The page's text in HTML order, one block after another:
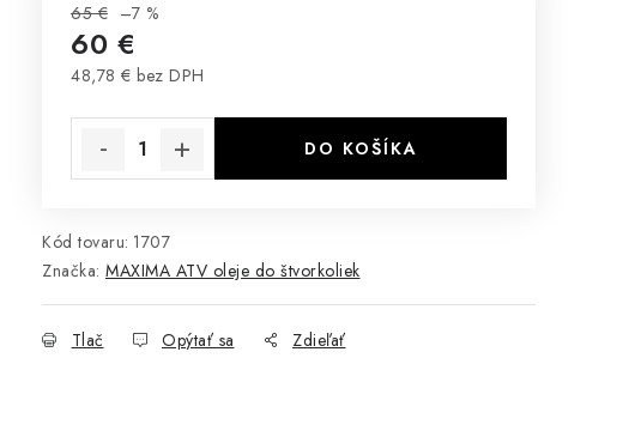
65 € –7 %
60 €
48,78 € bez DPH
DO KOŠÍKA
Kód tovaru: 1707
Značka: MAXIMA ATV oleje do štvorkoliek
Tlač Opýtať sa Zdieľať